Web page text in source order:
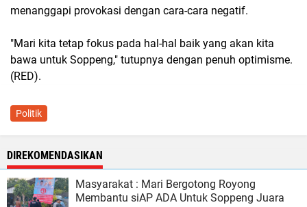
menanggapi provokasi dengan cara-cara negatif.
"Mari kita tetap fokus pada hal-hal baik yang akan kita
bawa untuk Soppeng," tutupnya dengan penuh optimisme.
(RED).
Politik
DIREKOMENDASIKAN
Masyarakat : Mari Bergotong Royong
Membantu siAP ADA Untuk Soppeng Juara